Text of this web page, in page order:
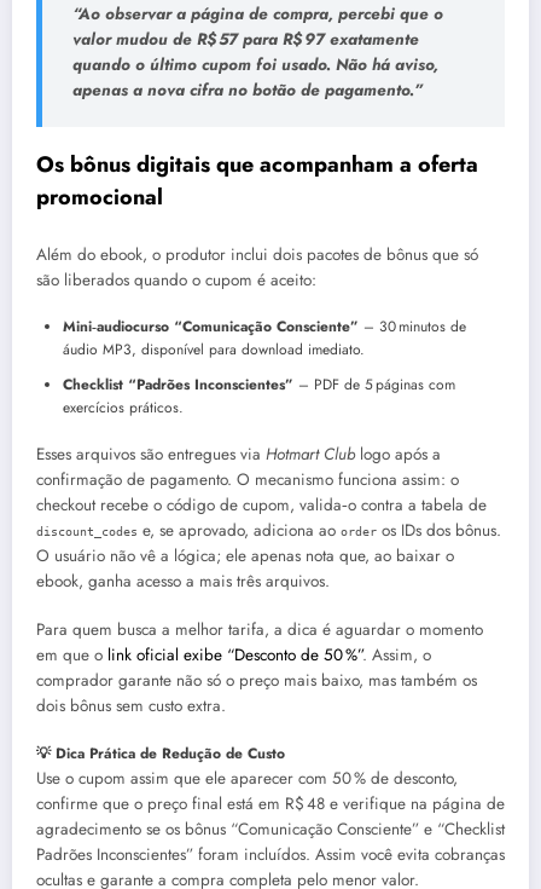
“Ao observar a página de compra, percebi que o
valor mudou de R$ 57 para R$ 97 exatamente
quando o último cupom foi usado. Não há aviso,
apenas a nova cifra no botão de pagamento.”
Os bônus digitais que acompanham a oferta
promocional
Além do ebook, o produtor inclui dois pacotes de bônus que só
são liberados quando o cupom é aceito:
Mini‑audiocurso “Comunicação Consciente” – 30 minutos de
áudio MP3, disponível para download imediato.
Checklist “Padrões Inconscientes” – PDF de 5 páginas com
exercícios práticos.
Esses arquivos são entregues via Hotmart Clublogo após a
confirmação de pagamento. O mecanismo funciona assim: o
checkout recebe o código de cupom, valida‑o contra a tabela de
discount_codes e, se aprovado, adiciona ao order os IDs dos bônus.
O usuário não vê a lógica; ele apenas nota que, ao baixar o
ebook, ganha acesso a mais três arquivos.
Para quem busca a melhor tarifa, a dica é aguardar o momento
em que o link oficial exibe “Desconto de 50 %”. Assim, o
comprador garante não só o preço mais baixo, mas também os
dois bônus sem custo extra.
💡 Dica Prática de Redução de Custo
Use o cupom assim que ele aparecer com 50 % de desconto,
confirme que o preço final está em R$ 48 e verifique na página de
agradecimento se os bônus “Comunicação Consciente” e “Checklist
Padrões Inconscientes” foram incluídos. Assim você evita cobranças
ocultas e garante a compra completa pelo menor valor.